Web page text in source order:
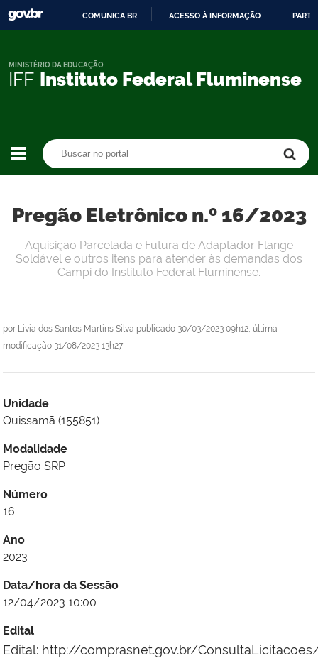
CONTEÚDO
COMUNICA BR ACESSO À INFORMAÇÃO
IFF Instituto Federal Fluminense
MINISTÉRIO DA EDUCAÇÃO
Pregão Eletrônico n.º 16/2023
por Livia dos Santos Martins Silva publicado 30/03/2023 09h12, última
modificação 31/08/2023 13h27
Aquisição Parcelada e Futura de Adaptador Flange
Soldável e outros itens para atender às demandas dos
Campi do Instituto Federal Fluminense.
Unidade
Quissamã (155851)
Modalidade
Pregão SRP
Número
16
Ano
2023
Data/hora da Sessão
12/04/2023 10:00
Edital
Edital: http://comprasnet.gov.br/